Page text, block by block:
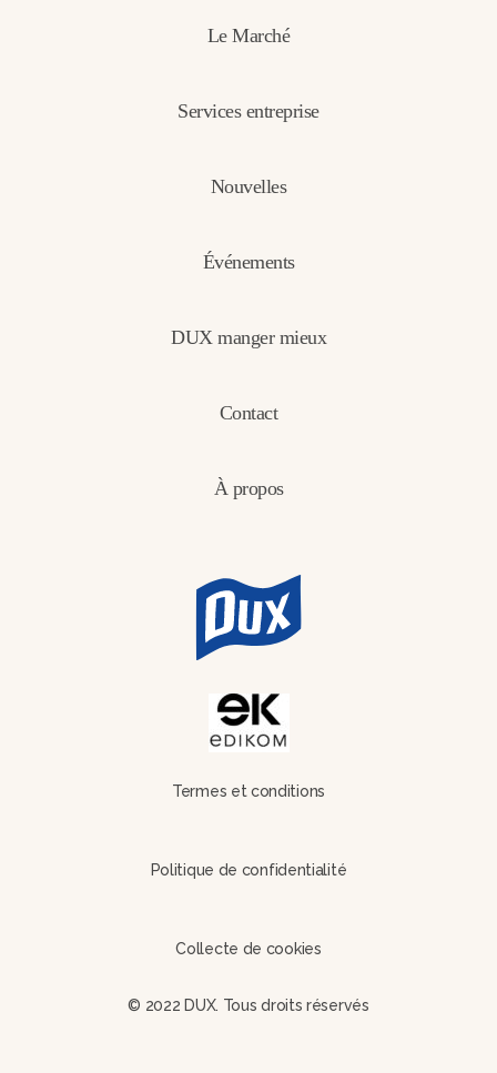
Le Marché
Services entreprise
Nouvelles
Événements
DUX manger mieux
Contact
À propos
Termes et conditions
Politique de confidentialité
Collecte de cookies
© 2022 DUX. Tous droits réservés